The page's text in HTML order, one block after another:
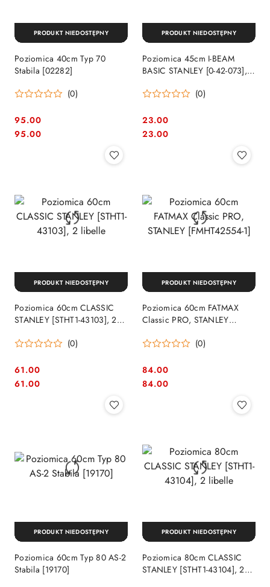
Poziomica 40cm Typ 70
Stabila [02282]
(0)
Cena:
95.00
Cena:
95.00
PRODUKT NIEDOSTĘPNY
Poziomica 45cm I-BEAM
BASIC STANLEY [0-42-073], 3
(0)
Cena:
23.00
Cena:
23.00
PRODUKT NIEDOSTĘPNY
Poziomica 60cm CLASSIC
STANLEY [STHT1-43103], 2
(0)
Cena:
61.00
Cena:
61.00
PRODUKT NIEDOSTĘPNY
Poziomica 60cm FATMAX
Classic PRO, STANLEY
(0)
Cena:
84.00
Cena:
84.00
PRODUKT NIEDOSTĘPNY
Poziomica 60cm Typ 80 AS-2
Stabila [19170]
PRODUKT NIEDOSTĘPNY
Poziomica 80cm CLASSIC
STANLEY [STHT1-43104], 2
PRODUKT NIEDOSTĘPNY